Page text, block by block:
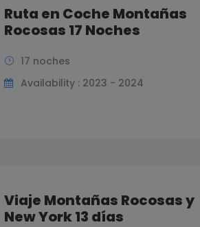
Ruta en Coche Montañas
Rocosas 17 Noches
17 noches
Availability : 2023 - 2024
Viaje Montañas Rocosas y
New York 13 días